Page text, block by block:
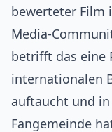
bewerteter Film
Media-
betrifft das eine
internationalen
auftaucht und in
Fangemeinde